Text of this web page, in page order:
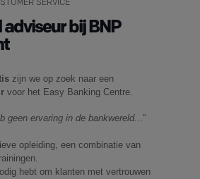
SERVICE
bij BNP
zijn we op zoek naar een
voor het Easy Banking Centre.
geen ervaring in de bankwereld.. .”
opleiding, een combinatie van
hebt om klanten met vertrouwen